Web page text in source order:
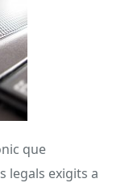
que
legals exigits a